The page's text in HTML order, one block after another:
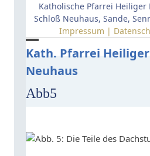
Katholische Pfarrei Heiliger
Schloß Neuhaus, Sande,
Impressum |
Kath. Pfarrei
Neuhaus
Open
mobile
menu
Close
mobile
menu
Abb5